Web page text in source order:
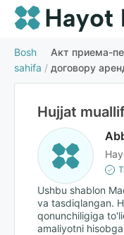
Bosh
sahifa /
Акт приема-
договору
Hujjat
Ushbu shablon
va tasdiqlangan.
qonunchiligiga
amaliyotni